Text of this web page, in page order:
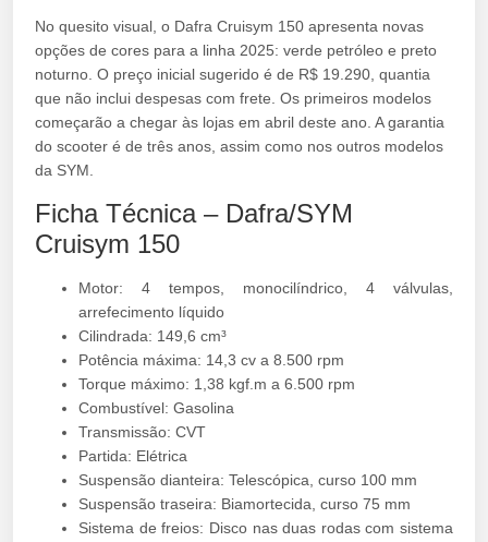
No quesito visual, o Dafra Cruisym 150 apresenta novas
opções de cores para a linha 2025: verde petróleo e preto
noturno. O preço inicial sugerido é de R$ 19.290, quantia
que não inclui despesas com frete. Os primeiros modelos
começarão a chegar às lojas em abril deste ano. A garantia
do scooter é de três anos, assim como nos outros modelos
da SYM.
Ficha Técnica – Dafra/SYM
Cruisym 150
Motor: 4 tempos, monocilíndrico, 4 válvulas,
arrefecimento líquido
Cilindrada: 149,6 cm³
Potência máxima: 14,3 cv a 8.500 rpm
Torque máximo: 1,38 kgf.m a 6.500 rpm
Combustível: Gasolina
Transmissão: CVT
Partida: Elétrica
Suspensão dianteira: Telescópica, curso 100 mm
Suspensão traseira: Biamortecida, curso 75 mm
Sistema de freios: Disco nas duas rodas com sistema